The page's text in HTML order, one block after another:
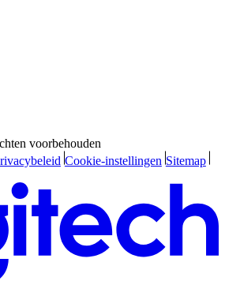
voorbehouden
Cookie-instellingen Sitemap